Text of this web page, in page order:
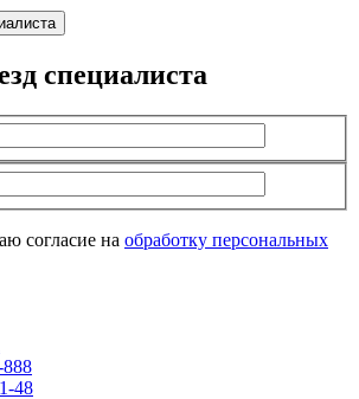
специалиста
согласие на обработку персональных
48